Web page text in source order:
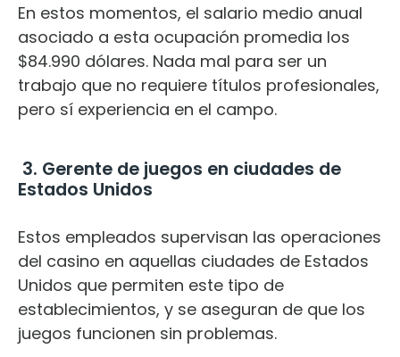
En estos momentos, el salario medio anual
asociado a esta ocupación promedia los
$84.990 dólares. Nada mal para ser un
trabajo que no requiere títulos profesionales,
pero sí experiencia en el campo.
3. Gerente de juegos en ciudades de
Estados Unidos
Estos empleados supervisan las operaciones
del casino en aquellas ciudades de Estados
Unidos que permiten este tipo de
establecimientos, y se aseguran de que los
juegos funcionen sin problemas.